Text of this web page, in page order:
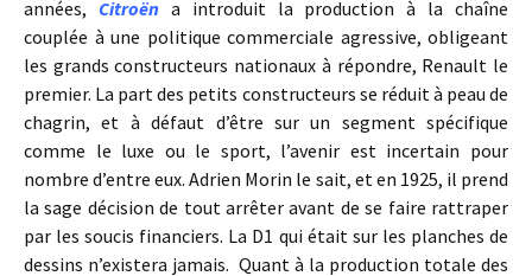
années, Citroëna introduit la production à la chaîne
couplée à une politique commerciale agressive, obligeant
les grands constructeurs nationaux à répondre, Renault le
premier. La part des petits constructeurs se réduit à peau de
chagrin, et à défaut d’être sur un segment spécifique
comme le luxe ou le sport, l’avenir est incertain pour
nombre d’entre eux. Adrien Morin le sait, et en 1925, il prend
la sage décision de tout arrêter avant de se faire rattraper
par les soucis financiers. La D1 qui était sur les planches de
dessins n’existera jamais. Quant à la production totale des